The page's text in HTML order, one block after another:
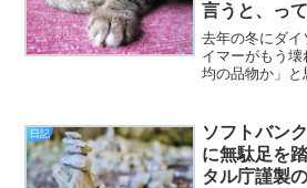
言うと、っ
去年の冬にダイ
イマーがもう
均の品物か」と
し、なんかラ
ような気がして
日記
ソフトバン
に無駄足を
タル庁謹製